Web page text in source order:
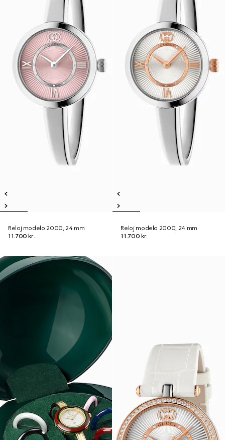
Reloj modelo 2000, 24 mm
11.700 kr.
Reloj modelo 2000, 24 mm
11.700 kr.